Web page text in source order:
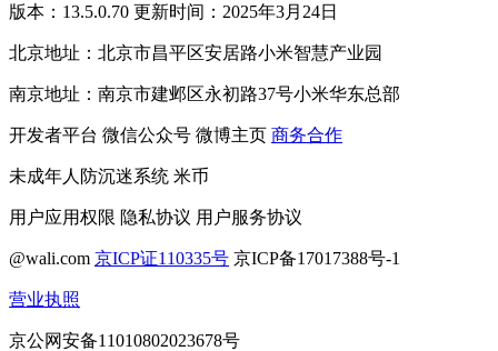
版本：13.5.0.70 更新时间：2025年3月24日
北京地址：北京市昌平区安居路小米智慧产业园
南京地址：南京市建邺区永初路37号小米华东总部
开发者平台 微信公众号 微博主页 商务合作
未成年人防沉迷系统 米币
用户应用权限 隐私协议 用户服务协议
@wali.com 京ICP证110335号 京ICP备17017388号-1
营业执照
京公网安备11010802023678号